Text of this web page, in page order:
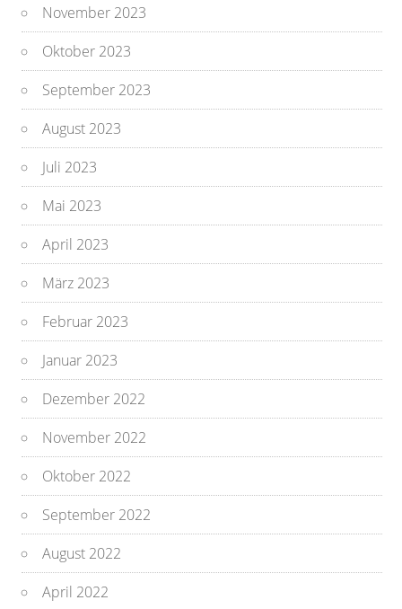
November 2023
Oktober 2023
September 2023
August 2023
Juli 2023
Mai 2023
April 2023
März 2023
Februar 2023
Januar 2023
Dezember 2022
November 2022
Oktober 2022
September 2022
August 2022
April 2022